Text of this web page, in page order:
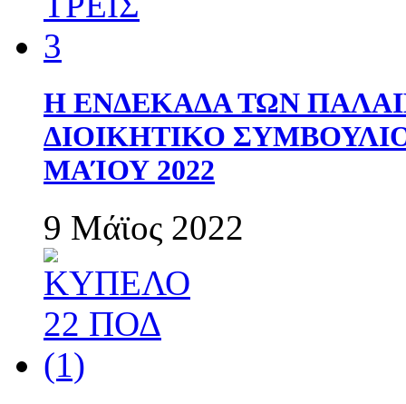
Η ΕΝΔΕΚΑΔΑ ΤΩΝ
ΔΙΟΙΚΗΤΙΚΟ
ΜΑΊΟΥ 2022
9 Μάϊος 2022